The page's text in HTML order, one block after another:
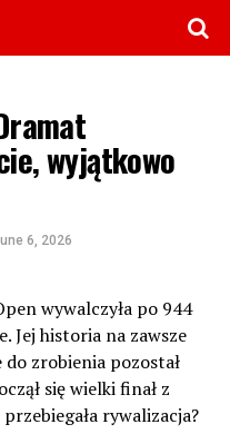
wyjątkowo
6, 2026
wywalczyła po 944
Jej historia na zawsze
zrobienia pozostał
się wielki finał z
rywalizacja?